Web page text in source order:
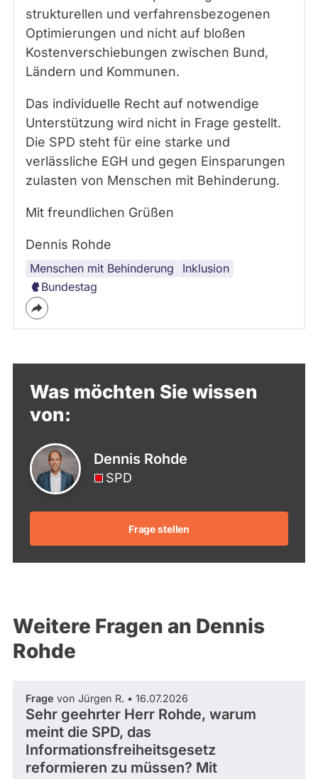
strukturellen und verfahrensbezogenen
Optimierungen und nicht auf bloßen
Kostenverschiebungen zwischen Bund,
Ländern und Kommunen.
Das individuelle Recht auf notwendige
Unterstützung wird nicht in Frage gestellt.
Die SPD steht für eine starke und
verlässliche EGH und gegen Einsparungen
zulasten von Menschen mit Behinderung.
Mit freundlichen Grüßen
Dennis Rohde
Menschen mit Behinderung
Inklusion
Bundestag
Was möchten Sie wissen
von:
Dennis Rohde
SPD
Frage stellen
Weitere Fragen an Dennis
Rohde
Frage von Jürgen R. • 16.07.2026
Sehr geehrter Herr Rohde, warum
meint die SPD, das
Informationsfreiheitsgesetz
reformieren zu müssen? Mit